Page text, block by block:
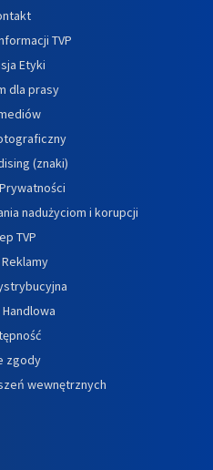
TVP
Etyki
dla prasy
(znaki)
nadużyciom i korupcji
TVP
zgody
wewnętrznych